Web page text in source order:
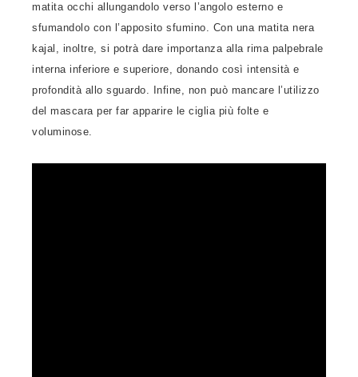
matita occhi allungandolo verso l’angolo esterno e
sfumandolo con l’apposito sfumino. Con una matita nera
kajal, inoltre, si potrà dare importanza alla rima palpebrale
interna inferiore e superiore, donando così intensità e
profondità allo sguardo. Infine, non può mancare l’utilizzo
del mascara per far apparire le ciglia più folte e
voluminose.